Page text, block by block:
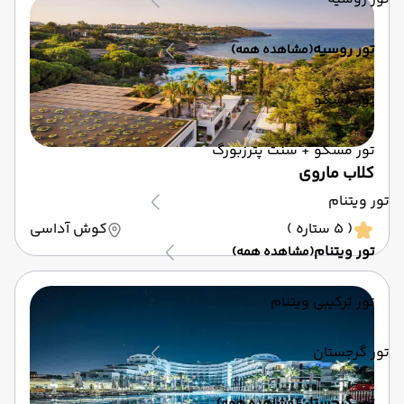
تور روسیه(مشاهده همه)
تور مسکو
تور مسکو + سنت پترزبورگ
تور ویتنام
تور ویتنام(مشاهده همه)
تور ترکیبی ویتنام
تور گرجستان
کلاب ماروی
( 5 ستاره ) کوش آداسی